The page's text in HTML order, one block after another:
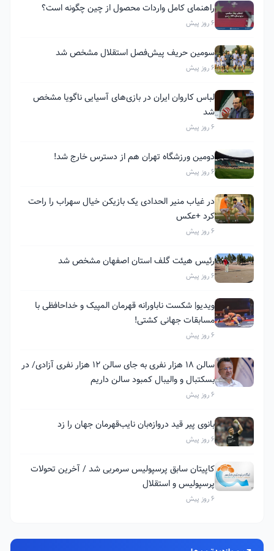
راهنمای کامل واردات محصول از چین چگونه است؟
6 روز پیش
سومین حریف پیش‌فصل استقلال مشخص شد
6 روز پیش
لباس کاروان ایران در بازی‌های آسیایی ناگویا مشخص
شد
6 روز پیش
دومین ورزشگاه تهران هم از دسترس خارج شد!
6 روز پیش
در غیاب منیر الحدادی یک بازیکن خیال سهراب را راحت
کرد +عکس
6 روز پیش
رئیس هیئت گلف استان اصفهان مشخص شد
6 روز پیش
ویدیو| شکست ناباورانه قهرمان المپیک و خداحافظی با
مسابقات جهانی کشتی!
6 روز پیش
سالن ۱۸ هزار نفری به جای سالن ۱۲ هزار نفری آزادی/ در
بسکتبال و والیبال کمبود سالن داریم
6 روز پیش
بانوی پیر قید دروازه‌بان نایب‌قهرمان جهان را زد
6 روز پیش
کاپیتان سابق پرسپولیس سرمربی شد / آخرین تحولات
پرسپولیس و استقلال
6 روز پیش